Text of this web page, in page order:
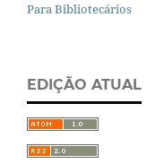
Para Bibliotecários
EDIÇÃO ATUAL